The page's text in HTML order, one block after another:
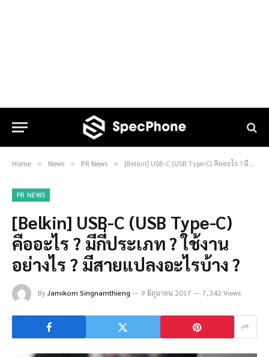
Home » News » PR News » [Belkin] USB-C (USB Type-C) คืออะไร ? มีกี่ประเภท ? ใช้งานอย่างไร ? มีสายแปลงอะไรบ้าง ?
PR NEWS
[Belkin] USB-C (USB Type-C)
คืออะไร ? มีกี่ประเภท ? ใช้งาน
อย่างไร ? มีสายแปลงอะไรบ้าง ?
ByJamikorn Singnamthieng 9 มิถุนายน 2017 7,342 Views